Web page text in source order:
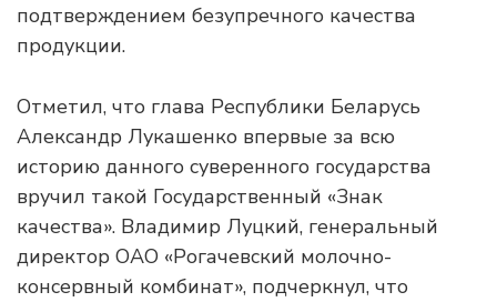
подтверждением безупречного качества
продукции.
Отметил, что глава Республики Беларусь
Александр Лукашенко впервые за всю
историю данного суверенного государства
вручил такой Государственный «Знак
качества». Владимир Луцкий, генеральный
директор ОАО «Рогачевский молочно-
консервный комбинат», подчеркнул, что